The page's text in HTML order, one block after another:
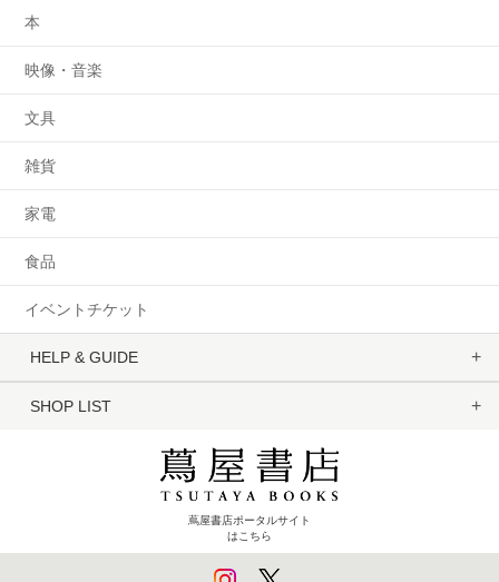
本
映像・音楽
文具
雑貨
家電
食品
イベントチケット
HELP & GUIDE
SHOP LIST
蔦屋書店ポータルサイト
はこちら